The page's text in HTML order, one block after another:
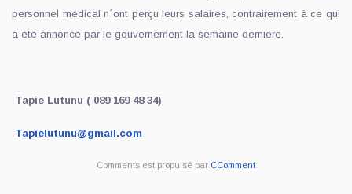
personnel médical n´ont perçu leurs salaires, contrairement à ce qui
a été annoncé par le gouvernement la semaine dernière.
Tapie Lutunu ( 089 169 48 34)
Tapielutunu@gmail.com
Comments est propulsé par CComment